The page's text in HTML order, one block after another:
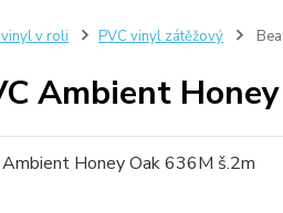
v roli PVC vinyl zátěžový
Ambient